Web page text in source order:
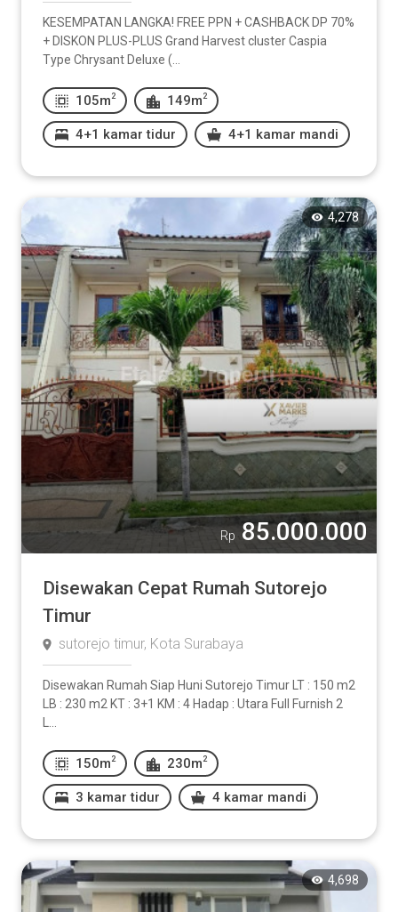
KESEMPATAN LANGKA! FREE PPN + CASHBACK DP 70%
+ DISKON PLUS-PLUS Grand Harvest cluster Caspia
Type Chrysant Deluxe (...
105m 2 149m 2
4+1 kamar tidur 4+1 kamar mandi
4,278
Rp 85.000.000
Disewakan Cepat Rumah Sutorejo
Timur
sutorejo timur, Kota Surabaya
Disewakan Rumah Siap Huni Sutorejo Timur LT : 150 m2
LB : 230 m2 KT : 3+1 KM : 4 Hadap : Utara Full Furnish 2
150m 2 230m 2
3 kamar tidur 4 kamar mandi
4,698